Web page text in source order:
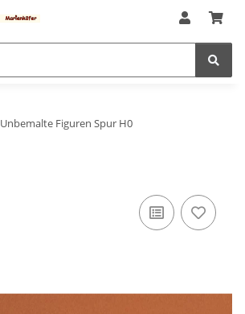
Unbemalte Figuren Spur H0